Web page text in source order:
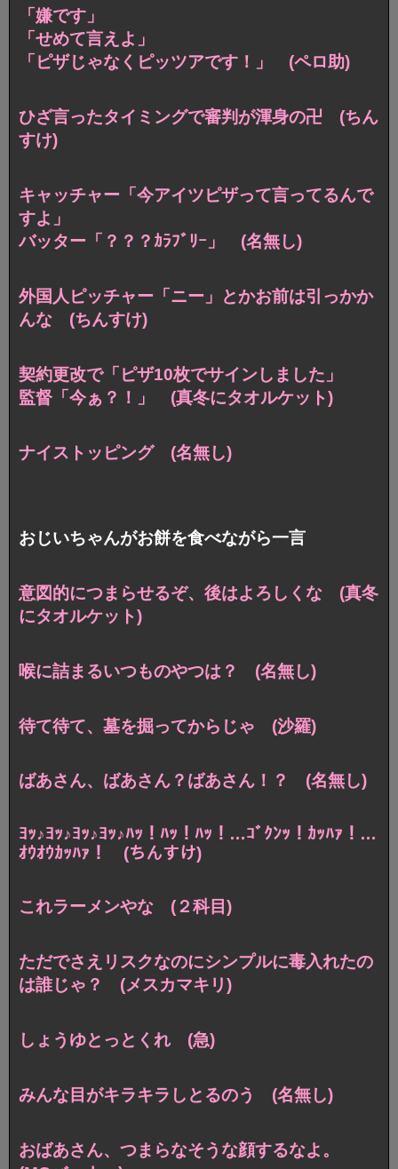
「嫌です」
「せめて言えよ」
「ピザじゃなくピッツアです！」 (ペロ助)
ひざ言ったタイミングで審判が渾身の卍 (ちん
すけ)
キャッチャー「今アイツピザって言ってるんで
すよ」
バッター「？？？ｶﾗﾌﾞﾘｰ」 (名無し)
外国人ピッチャー「ニー」とかお前は引っかか
んな (ちんすけ)
契約更改で「ピザ10枚でサインしました」
監督「今ぁ？！」 (真冬にタオルケット)
ナイストッピング (名無し)
おじいちゃんがお餅を食べながら一言
意図的につまらせるぞ、後はよろしくな (真冬
にタオルケット)
喉に詰まるいつものやつは？ (名無し)
待て待て、墓を掘ってからじゃ (沙羅)
ばあさん、ばあさん？ばあさん！？ (名無し)
ﾖｯ♪ﾖｯ♪ﾖｯ♪ﾖｯ♪ﾊｯ！ﾊｯ！ﾊｯ！…ｺﾞｸﾝｯ！ｶｯﾊｧ！…
ｵｳｵｳｶｯﾊｧ！ (ちんすけ)
これラーメンやな (２科目)
ただでさえリスクなのにシンプルに毒入れたの
は誰じゃ？ (メスカマキリ)
しょうゆとっとくれ (急)
みんな目がキラキラしとるのう (名無し)
おばあさん、つまらなそうな顔するなよ。